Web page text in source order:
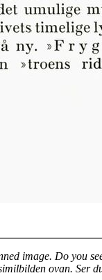
image. Do you
ovan. Ser